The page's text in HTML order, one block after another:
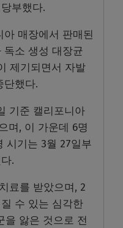
부했다.
매장에서 판매된
독소 생성 대장균
제기되면서 자발
단했다.
기준 캘리포니아
며, 이 가운데 6명
시기는 3월 27일부
.
료를 받았으며, 2
수 있는 심각한
을 앓은 것으로 전